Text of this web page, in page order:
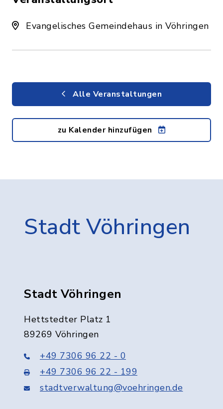
Evangelisches Gemeindehaus in Vöhringen
Alle Veranstaltungen
zu Kalender hinzufügen
Stadt Vöhringen
Stadt Vöhringen
Hettstedter Platz 1
89269 Vöhringen
+49 7306 96 22 - 0
+49 7306 96 22 - 199
stadtverwaltung@voehringen.de